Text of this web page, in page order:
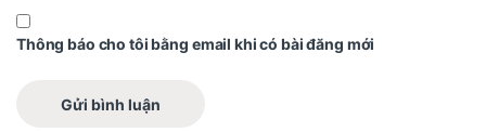
Thông báo cho tôi bằng email khi có bài đăng mới